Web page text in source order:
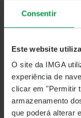
Consentir
Este website
O site da IMGA
experiência de
clicar em "Permitir
armazenamento
que poderá alterar
Ler Comunicado